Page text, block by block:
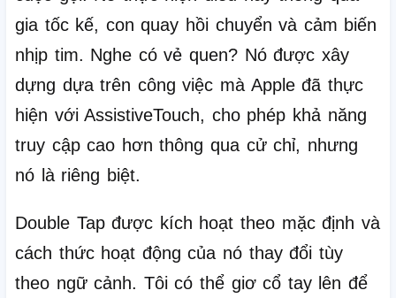
gia tốc kế, con quay hồi chuyển và cảm biến
nhịp tim. Nghe có vẻ quen? Nó được xây
dựng dựa trên công việc mà Apple đã thực
hiện với AssistiveTouch, cho phép khả năng
truy cập cao hơn thông qua cử chỉ, nhưng
nó là riêng biệt.
Double Tap được kích hoạt theo mặc định và
cách thức hoạt động của nó thay đổi tùy
theo ngữ cảnh. Tôi có thể giơ cổ tay lên để